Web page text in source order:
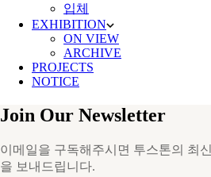
입체
EXHIBITION
ON VIEW
ARCHIVE
PROJECTS
NOTICE
Join Our Newsletter
이메일을 구독해주시면 투스톤의 최
을 보내드립니다.